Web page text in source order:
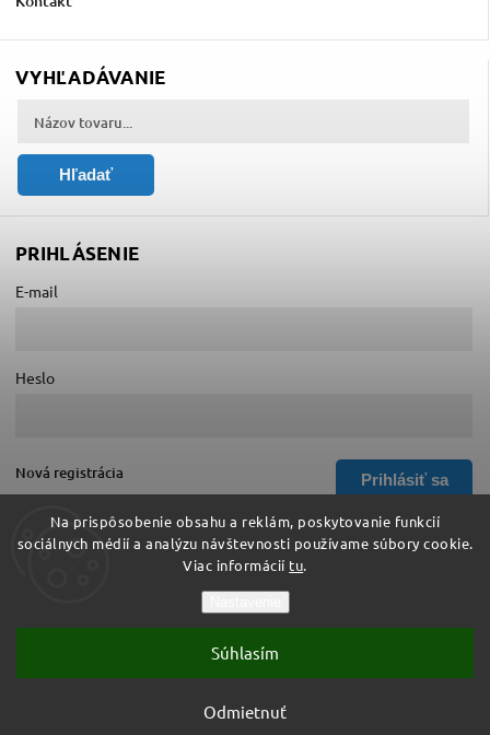
Na prispôsobenie obsahu a reklám, poskytovanie funkcií
sociálnych médií a analýzu návštevnosti používame súbory cookie.
Viac informácií tu.
Odmietnuť
Súhlasím
VYHĽADÁVANIE
Hľadať
PRIHLÁSENIE
E-mail
Heslo
Prihlásiť sa
Nová registrácia
Zabudnuté heslo
Vytvoril Shoptet
Hurá do školy. Všetky práva vyhradené.
Upraviť nastavenie cookies
Shoptet| Design